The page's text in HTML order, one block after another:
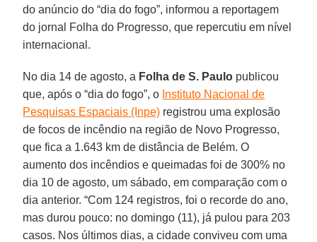
do anúncio do “dia do fogo”, informou a reportagem
do jornal Folha do Progresso, que repercutiu em nível
internacional.
No dia 14 de agosto, a Folha de S. Paulo publicou
que, após o “dia do fogo”, o Instituto Nacional de
Pesquisas Espaciais (Inpe) registrou uma explosão
de focos de incêndio na região de Novo Progresso,
que fica a 1.643 km de distância de Belém. O
aumento dos incêndios e queimadas foi de 300% no
dia 10 de agosto, um sábado, em comparação com o
dia anterior. “Com 124 registros, foi o recorde do ano,
mas durou pouco: no domingo (11), já pulou para 203
casos. Nos últimos dias, a cidade conviveu com uma